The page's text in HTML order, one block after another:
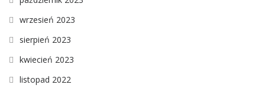
wrzesień 2023
sierpień 2023
kwiecień 2023
listopad 2022